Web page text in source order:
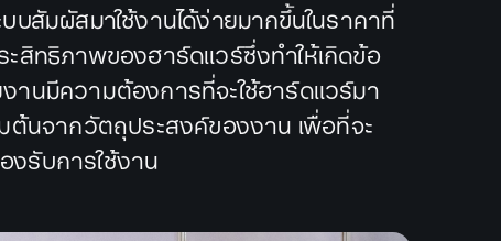
บสัมผัสมาใช้งานได้ง่ายมากขึ้นในราคาที่
สิทธิภาพของฮาร์ดแวร์ซึ่งทำให้เกิดข้อ
านมีความต้องการที่จะใช้ฮาร์ดแวร์มา
ต้นจากวัตถุประสงค์ของงาน เพื่อที่จะ
รับการใช้งาน